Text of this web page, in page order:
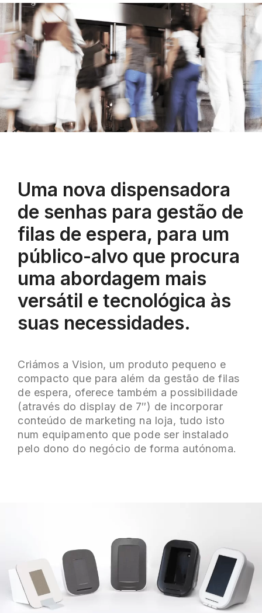
Uma nova dispensadora
de senhas para gestão de
filas de espera, para um
público-alvo que procura
uma abordagem mais
versátil e tecnológica às
suas necessidades.
Criámos a Vision, um produto pequeno e
compacto que para além da gestão de filas
de espera, oferece também a possibilidade
(através do display de 7″) de incorporar
conteúdo de marketing na loja, tudo isto
num equipamento que pode ser instalado
pelo dono do negócio de forma autónoma.